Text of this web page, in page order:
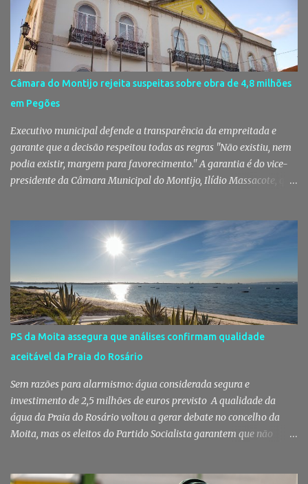
comunitário que sempre distinguiu este evento. O branco é a cor
essencial da festa de 1 de Agosto no Pinhal Novo 10 anos depois da
primeira edição, a White Party continua a ser muito mais do que
uma pista de dança ao ar livre. É um ponto de encontro entre
gerações, um momento de reencontro entre amigos e famílias,
mas também o reflexo daquilo que distingue o Pinhal Novo: a
capacidade de transformar uma ideia simples numa tradição que
mobiliza milhares de pessoas. Todos os anos, quando ch...
Câmara do Montijo rejeita suspeitas sobre obra de 4,8 milhões
em Pegões
Executivo municipal defende a transparência da empreitada e
garante que a decisão respeitou todas as regras "Não existiu, nem
podia existir, margem para favorecimento." A garantia é do vice-
presidente da Câmara Municipal do Montijo, Ilídio Massacote, que
decorreu com total transparência, cumpriu todas as exigências
legais e apenas avançou para ajuste direto depois de três
concursos públicos terem ficado desertos. Município responde às
dúvidas sobre a adjudicação da nova escola A Câmara Municipal
do Montijo veio a público responder às dúvidas levantadas em
torno da adjudicação da construção do futuro Centro Escolar de
Pegões, uma empreitada de cerca de 4,8 milhões de euros que
ganhou destaque após uma notícia publicada pelo Página UM. O
jornal questionou, entre outros aspetos, o recurso ao ajuste direto
e a escolha da empresa adjudicatária, uma socied...
PS da Moita assegura que análises confirmam qualidade
aceitável da Praia do Rosário
Sem razões para alarmismo: água considerada segura e
investimento de 2,5 milhões de euros previsto A qualidade da
água da Praia do Rosário voltou a gerar debate no concelho da
Moita, mas os eleitos do Partido Socialista garantem que não